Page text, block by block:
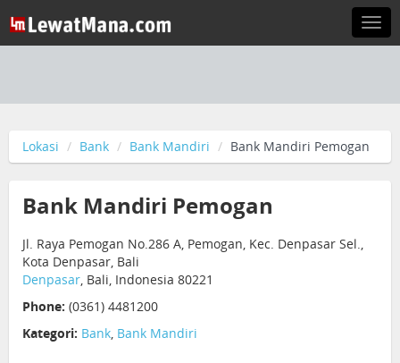
Lokasi Bank Bank Mandiri Bank Mandiri Pemogan
Bank Mandiri Pemogan
Jl. Raya Pemogan No.286 A, Pemogan, Kec. Denpasar Sel.,
Kota Denpasar, Bali
Denpasar, Bali, Indonesia 80221
Phone: (0361) 4481200
Kategori: Bank, Bank Mandiri